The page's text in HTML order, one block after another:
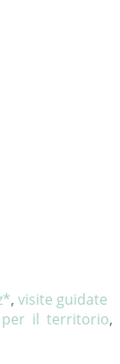
, visite guidate
per il territorio,